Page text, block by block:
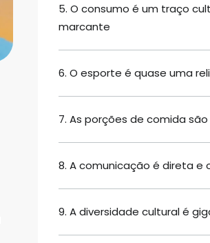
5. O consumo é um traço
marcante
6. O esporte é quase uma
7. As porções de comida
8. A comunicação é direta e
9. A diversidade cultural é